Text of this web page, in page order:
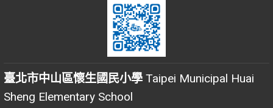
臺北市中山區懷生國民小學 Taipei Municipal Huai
Sheng Elementary School